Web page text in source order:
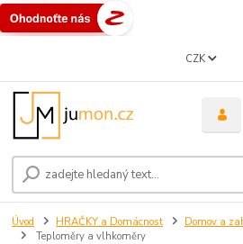
CZK
Úvod HRAČKY a Domácnost Domov a
Teploměry a vlhkoměry